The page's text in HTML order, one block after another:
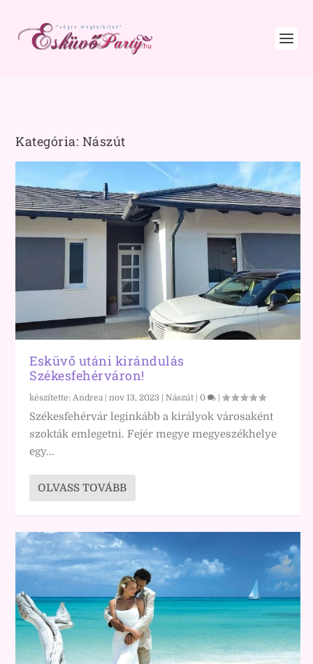
Kategória: Nászút
Esküvő utáni kirándulás
Székesfehérváron!
készítette:Andrea |nov 13, 2023 |Nászút |0 |
Székesfehérvár leginkább a királyok városaként
szokták emlegetni. Fejér megye megyeszékhelye
egy...
OLVASS TOVÁBB